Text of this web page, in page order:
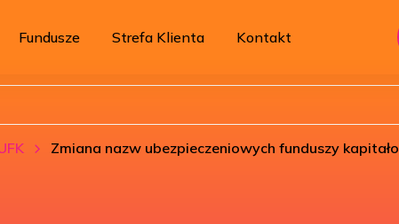
Fundusze Strefa Klienta Kontakt
Zmiana nazw ubezpieczeniowych funduszy